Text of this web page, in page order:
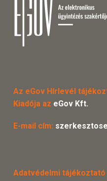
Az eGov Hírlevél
Kiadója az eGov Kft.
E-mail cím:
Adatvédelmi tájékoztató